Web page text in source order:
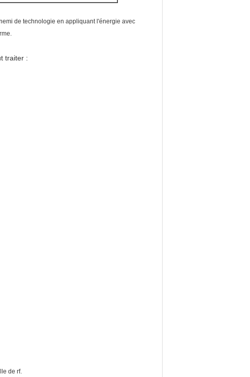
de technologie en appliquant l'énergie avec
traiter :
de rf.